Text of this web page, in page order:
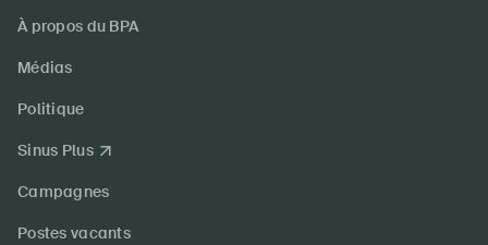
À propos du BPA
Médias
Politique
Sinus Plus
Campagnes
Postes vacants